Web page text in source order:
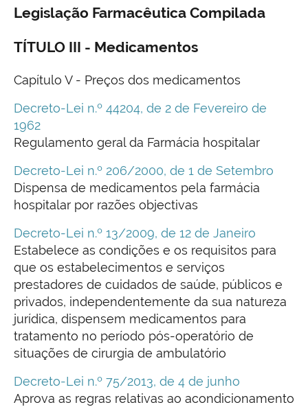
Legislação Farmacêutica Compilada
TÍTULO III - Medicamentos
Capítulo V - Preços dos medicamentos
Decreto-Lei n.º 44204, de 2 de Fevereiro de
1962
Regulamento geral da Farmácia hospitalar
Decreto-Lei n.º 206/2000, de 1 de Setembro
Dispensa de medicamentos pela farmácia
hospitalar por razões objectivas
Decreto-Lei n.º 13/2009, de 12 de Janeiro
Estabelece as condições e os requisitos para
que os estabelecimentos e serviços
prestadores de cuidados de saúde, públicos e
privados, independentemente da sua natureza
jurídica, dispensem medicamentos para
tratamento no período pós-operatório de
situações de cirurgia de ambulatório
Decreto-Lei n.º 75/2013, de 4 de junho
Aprova as regras relativas ao acondicionamento